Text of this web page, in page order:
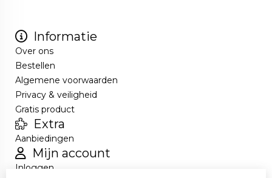
Informatie
Over ons
Bestellen
Algemene voorwaarden
Privacy & veiligheid
Gratis product
Extra
Aanbiedingen
Mijn account
Inloggen